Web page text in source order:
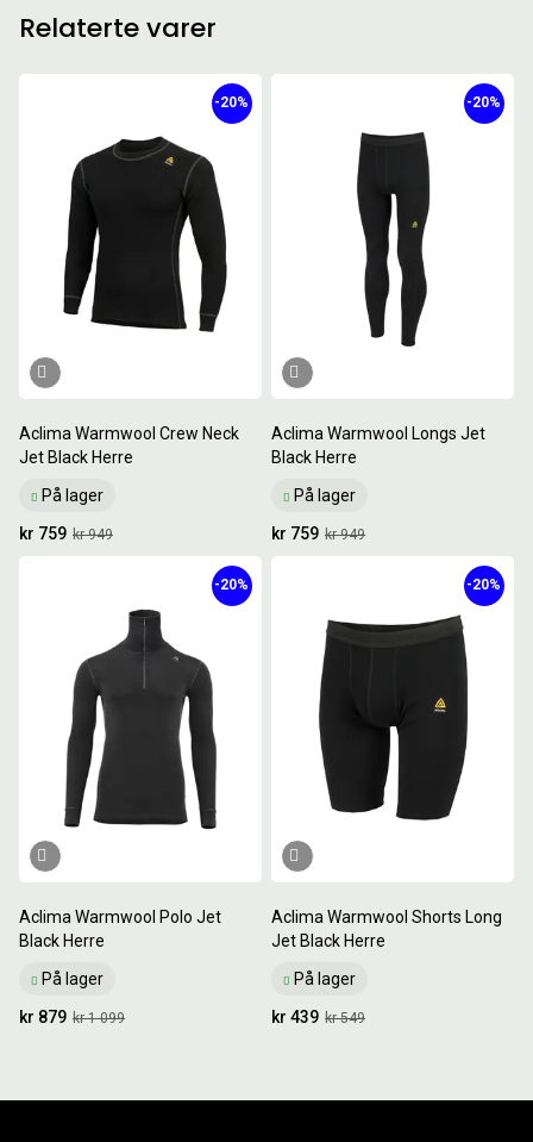
Relaterte varer
Aclima Warmwool Crew Neck
Jet Black Herre
På lager
-20%
kr 949
kr 759
Aclima Warmwool Longs Jet
Black Herre
På lager
-20%
kr 949
kr 759
Aclima Warmwool Polo Jet
Black Herre
På lager
-20%
kr 1 099
kr 879
Aclima Warmwool Shorts Long
Jet Black Herre
På lager
-20%
kr 549
kr 439